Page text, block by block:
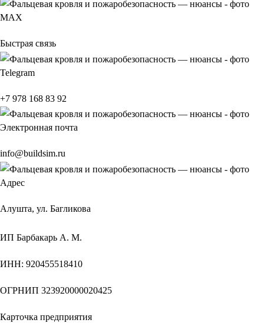
МАХ
Быстрая связь
Telegram
+7 978 168 83 92
Электронная почта
info@buildsim.ru
Адрес
Алушта, ул. Багликова
ИП Барбакарь А. М.
ИНН: 920455518410
ОГРНИП 323920000020425
Карточка предприятия